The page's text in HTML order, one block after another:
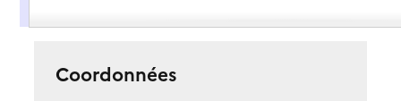
Présentation
Coordonnées